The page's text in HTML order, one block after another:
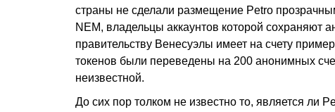
страны не сделали размещение Petro
NEM, владельцы аккаунтов которой сохраняют
правительству Венесуэлы имеет на счету
токенов были переведены на 200 анонимных
неизвестной.
До сих пор толком не известно то, является ли